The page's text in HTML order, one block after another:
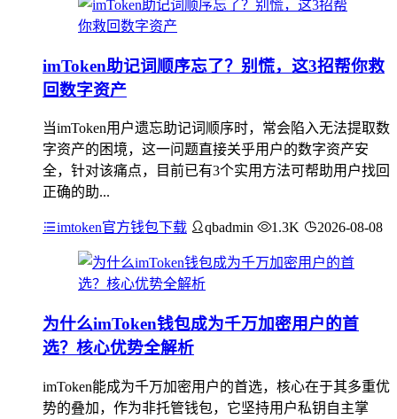
imToken助记词顺序忘了？别慌，这3招帮你救
回数字资产
当imToken用户遗忘助记词顺序时，常会陷入无法提取数
字资产的困境，这一问题直接关乎用户的数字资产安
全，针对该痛点，目前已有3个实用方法可帮助用户找回
正确的助...
imtoken官方钱包下载 qbadmin 1.3K 2026-08-08
为什么imToken钱包成为千万加密用户的首
选？核心优势全解析
imToken能成为千万加密用户的首选，核心在于其多重优
势的叠加，作为非托管钱包，它坚持用户私钥自主掌